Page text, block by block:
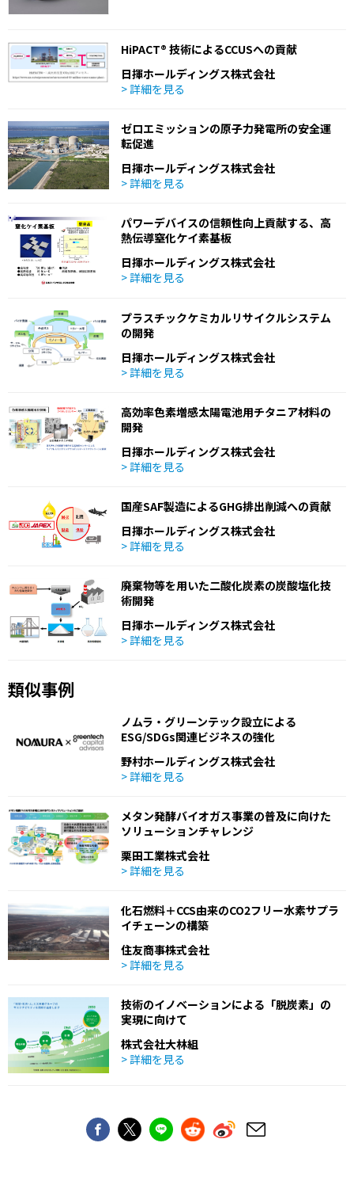
HiPACT® 技術によるCCUSへの貢献
日揮ホールディングス株式会社
> 詳細を見る
ゼロエミッションの原子力発電所の安全運
転促進
日揮ホールディングス株式会社
> 詳細を見る
パワーデバイスの信頼性向上貢献する、高
熱伝導窒化ケイ素基板
日揮ホールディングス株式会社
> 詳細を見る
プラスチックケミカルリサイクルシステム
の開発
日揮ホールディングス株式会社
> 詳細を見る
高効率色素増感太陽電池用チタニア材料の
開発
日揮ホールディングス株式会社
> 詳細を見る
国産SAF製造によるGHG排出削減への貢献
日揮ホールディングス株式会社
> 詳細を見る
廃棄物等を用いた二酸化炭素の炭酸塩化技
術開発
日揮ホールディングス株式会社
> 詳細を見る
類似事例
ノムラ・グリーンテック設立による
ESG/SDGs関連ビジネスの強化
野村ホールディングス株式会社
> 詳細を見る
メタン発酵バイオガス事業の普及に向けた
ソリューションチャレンジ
栗田工業株式会社
> 詳細を見る
化石燃料＋CCS由来のCO2フリー水素サプラ
イチェーンの構築
住友商事株式会社
> 詳細を見る
技術のイノベーションによる「脱炭素」の
実現に向けて
株式会社大林組
> 詳細を見る